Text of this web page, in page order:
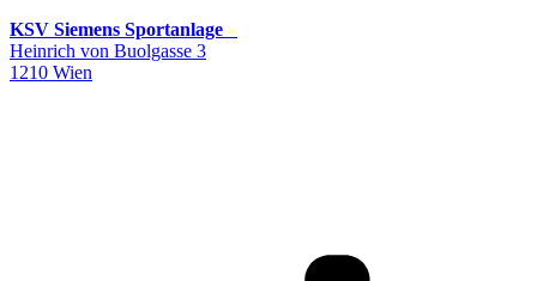
KSV Siemens Sportanlage »
Heinrich von Buolgasse 3
1210 Wien